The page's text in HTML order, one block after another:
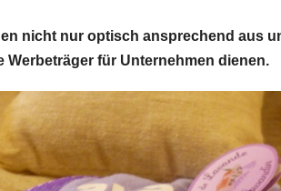
nicht nur optisch ansprechend aus
Werbeträger für Unternehmen dienen.